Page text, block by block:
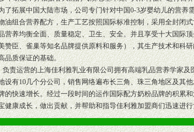
了拓展中国大陆市场，公司专门针对中国0-3岁婴幼儿的营养
油组合营养配方，生产工艺按照国际标准控制，采用全封闭
营养均衡全面、质量稳定、卫生、安全。并且享受十大国际
赞臣、雀巢等知名品牌提供原料和服务），其生产技术和科
品质保证的基础。
责运营的上海佳利雅乳业有限公司拥有高端乳品营养学家及
设有10几个分公司，销售网络遍布长三角、珠三角地区及其
的快速增长。经过一段时间的运作国际配方奶粉品牌的积累
健康成长，做出贡献，并帮助和指导佳利雅加盟商们迅速进